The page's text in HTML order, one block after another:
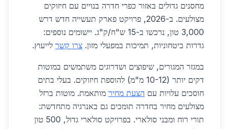
מחסנים גדולים באזור כפרי חדרה בנויים עם חיזוקים
מצולעים. ב-2026, פרויקט פארק תעשייה חדש דרש
3,000 טון, נרכשו ב-15 ש"ח/ק"ג. יישומים נוספים:
גדרות ביטחוניות, תמיכות במפעלי מזון. צרו קשר לייעוץ.
במגזר המגורים, שיפוצים ושדרוגים משתמשים במוטות
דקים יותר (10-12 מ"מ) להוספת חיזוקים. בעלי בתים
חוסכים עלויות עם הצעת מחיר מותאמת. מוטות ברזל
מצולעים מחיר בחדרה תומכים גם באנרגיה מתחדשת:
תורי רוח ומבני סולארי. בפרויקט סולארי גדול, 500 טון